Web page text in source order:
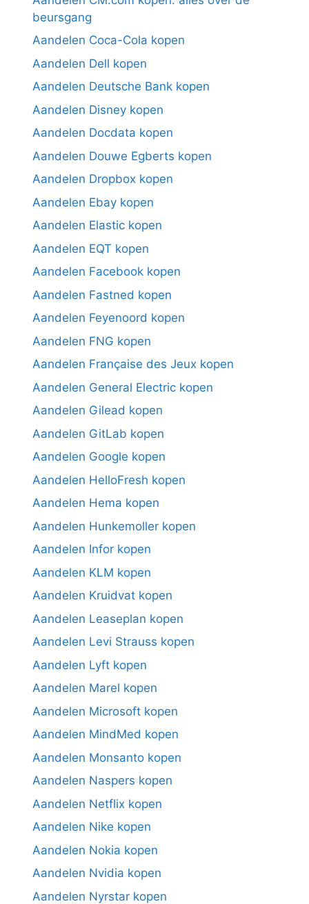
beursgang
Aandelen Coca-Cola kopen
Aandelen Dell kopen
Aandelen Deutsche Bank kopen
Aandelen Disney kopen
Aandelen Docdata kopen
Aandelen Douwe Egberts kopen
Aandelen Dropbox kopen
Aandelen Ebay kopen
Aandelen Elastic kopen
Aandelen EQT kopen
Aandelen Facebook kopen
Aandelen Fastned kopen
Aandelen Feyenoord kopen
Aandelen FNG kopen
Aandelen Française des Jeux kopen
Aandelen General Electric kopen
Aandelen Gilead kopen
Aandelen GitLab kopen
Aandelen Google kopen
Aandelen HelloFresh kopen
Aandelen Hema kopen
Aandelen Hunkemoller kopen
Aandelen Infor kopen
Aandelen KLM kopen
Aandelen Kruidvat kopen
Aandelen Leaseplan kopen
Aandelen Levi Strauss kopen
Aandelen Lyft kopen
Aandelen Marel kopen
Aandelen Microsoft kopen
Aandelen MindMed kopen
Aandelen Monsanto kopen
Aandelen Naspers kopen
Aandelen Netflix kopen
Aandelen Nike kopen
Aandelen Nokia kopen
Aandelen Nvidia kopen
Aandelen Nyrstar kopen